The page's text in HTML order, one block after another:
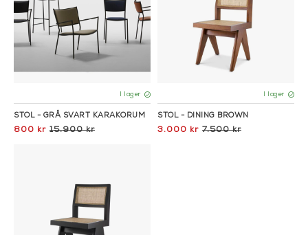
I lager
STOL - GRÅ SVART KARAKORUM
800 kr 15.900 kr
I lager
STOL - DINING BROWN
3.000 kr 7.500 kr